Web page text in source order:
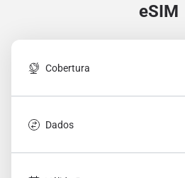
eSIM
Cobertura
Dados